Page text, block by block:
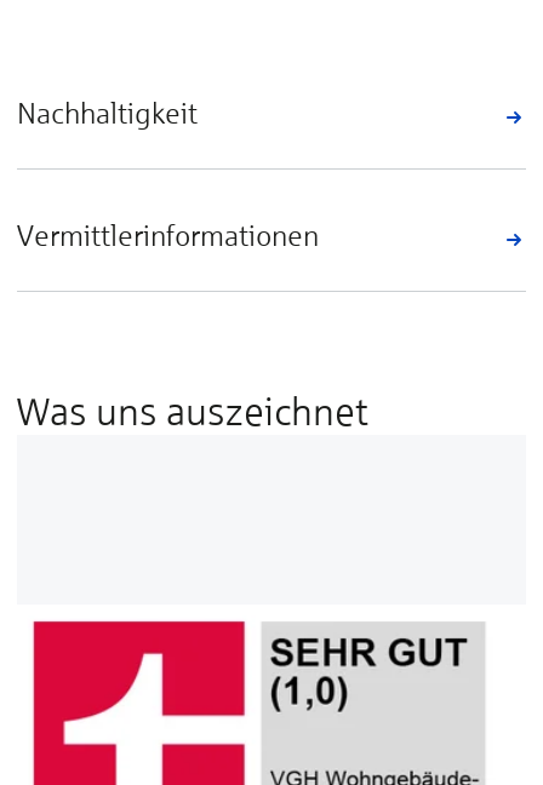
Nachhaltigkeit
Vermittlerinformationen
Was uns auszeichnet